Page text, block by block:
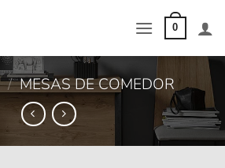
0
/ MESAS DE COMEDOR